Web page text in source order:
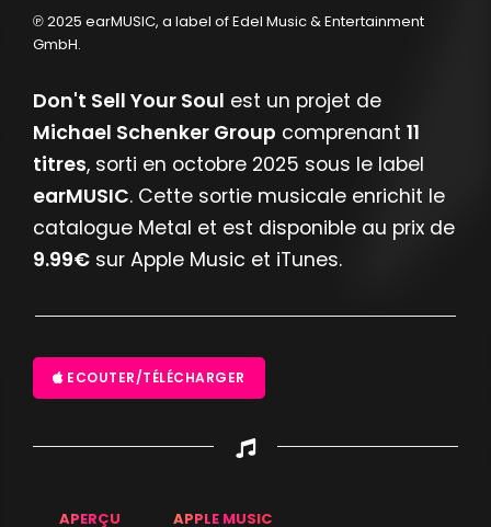
℗ 2025 earMUSIC, a label of Edel Music & Entertainment
GmbH.
Don't Sell Your Soul est un projet de
Michael Schenker Group comprenant 11
titres, sorti en octobre 2025 sous le label
earMUSIC. Cette sortie musicale enrichit le
catalogue Metal et est disponible au prix de
9.99€ sur Apple Music et iTunes.
ECOUTER/TÉLÉCHARGER
APERÇU APPLE MUSIC